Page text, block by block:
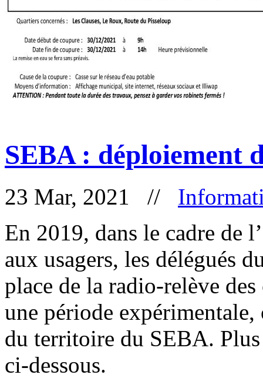
SEBA : déploiement
23 Mar, 2021 //
En 2019, dans le cadre de
aux usagers, les délégués
place de la radio-relève
une période expérimentale,
du territoire du SEBA.
ci-dessous.